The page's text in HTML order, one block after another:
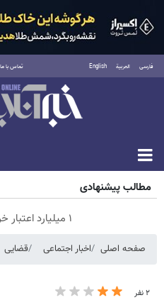
فارسی العربية English تماس با ما
جمعه ۱۶ مرداد ۱۴۰۵
مطالب پیشنهادی
۱ میلیارد اعتبار خرید طلا | بدون ضامن و چک
صفحه اصلی اخبار اجتماعی قضایی
۲ نفر